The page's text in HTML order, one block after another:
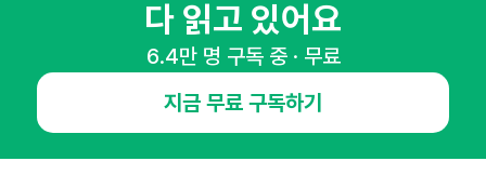
오픈애즈란 제휴문의
인사이터 신청
다 읽고 있어요
6.4만 명 구독 중 · 무료
지금 무료 구독하기